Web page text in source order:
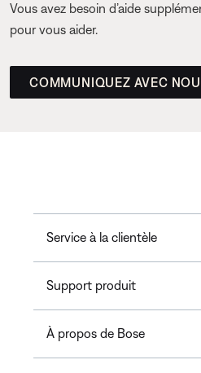
Vous avez besoin d’aide
pour vous aider.
COMMUNIQUEZ AVEC
Service à la clientèle
Support produit
À propos de Bose